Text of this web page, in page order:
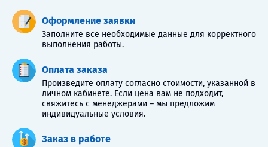
Оформление заявки
Заполните все необходимые данные для корректного
выполнения работы.
Оплата заказа
Произведите оплату согласно стоимости, указанной в
личном кабинете. Если цена вам не подходит,
свяжитесь с менеджерами – мы предложим
индивидуальные условия.
Заказ в работе